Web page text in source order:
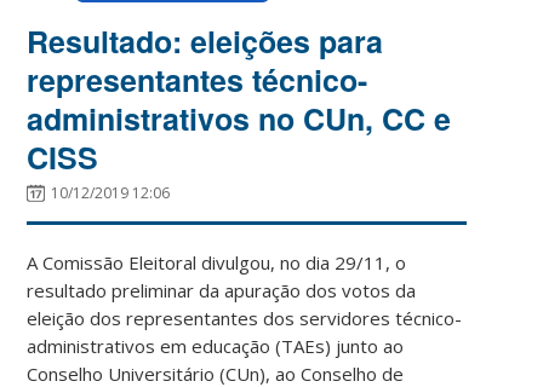
Resultado: eleições para
representantes técnico-
administrativos no CUn, CC e
CISS
10/12/2019 12:06
A Comissão Eleitoral divulgou, no dia 29/11, o
resultado preliminar da apuração dos votos da
eleição dos representantes dos servidores técnico-
administrativos em educação (TAEs) junto ao
Conselho Universitário (CUn), ao Conselho de